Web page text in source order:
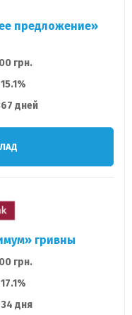
предложение»
грн.
дней
гривны
грн.
дня